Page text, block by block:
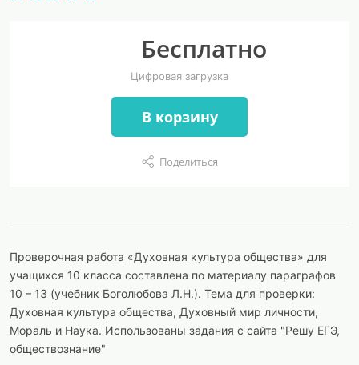
Бесплатно
Цифровая загрузка
В корзину
Поделиться
Проверочная работа «Духовная культура общества» для
учащихся 10 класса составлена по материалу параграфов
10 – 13 (учебник Боголюбова Л.Н.). Тема для проверки:
Духовная культура общества, Духовный мир личности,
Мораль и Наука. Использованы задания с сайта "Решу ЕГЭ,
обществознание"